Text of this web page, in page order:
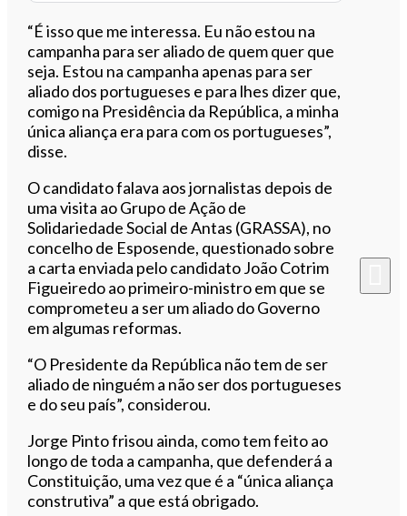
“É isso que me interessa. Eu não estou na
campanha para ser aliado de quem quer que
seja. Estou na campanha apenas para ser
aliado dos portugueses e para lhes dizer que,
comigo na Presidência da República, a minha
única aliança era para com os portugueses”,
disse.
O candidato falava aos jornalistas depois de
uma visita ao Grupo de Ação de
Solidariedade Social de Antas (GRASSA), no
concelho de Esposende, questionado sobre
a carta enviada pelo candidato João Cotrim
Figueiredo ao primeiro-ministro em que se
comprometeu a ser um aliado do Governo
em algumas reformas.
“O Presidente da República não tem de ser
aliado de ninguém a não ser dos portugueses
e do seu país”, considerou.
Jorge Pinto frisou ainda, como tem feito ao
longo de toda a campanha, que defenderá a
Constituição, uma vez que é a “única aliança
construtiva” a que está obrigado.